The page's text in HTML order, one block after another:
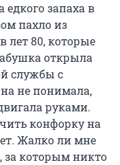
запаха в
пахло из
лет 80, которые
открыла
службы с
не понимала,
руками.
конфорку на
Жалко ли мне
за которым никто